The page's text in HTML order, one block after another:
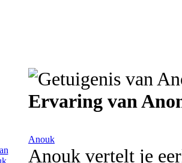
Ervaring van
Anouk
Anouk vertelt je